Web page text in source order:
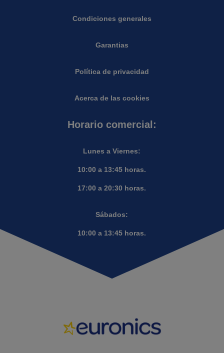
Condiciones generales
Garantias
Política de privacidad
Acerca de las cookies
Horario comercial:
Lunes a Viernes:
10:00 a 13:45 horas.
17:00 a 20:30 horas.
Sábados:
10:00 a 13:45 horas.